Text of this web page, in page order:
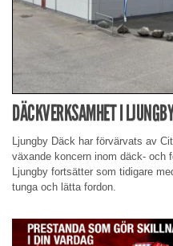
DÄCKVERKSAMHET I
Ljungby Däck har förvärvats av
växande koncern inom däck- och
Ljungby fortsätter som tidigare
tunga och lätta fordon.